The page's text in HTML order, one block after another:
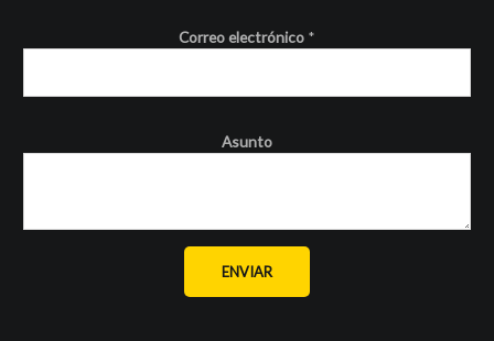
Correo electrónico *
Asunto
ENVIAR